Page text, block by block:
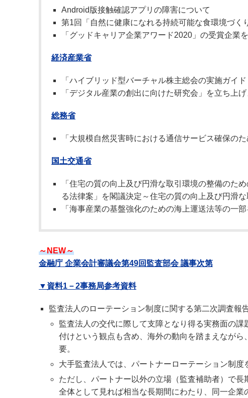
Android版接触確認アプリの障害について
第1回「自然に健康になれる持続可能な食環境づく
「グッドキャリア企業アワード2020」の受賞企業
経済産業省
「ハイブリッド型バーチャル株主総会の実施ガイ
「デジタル産業の創出に向けた研究会」を立ち上げ
総務省
「大規模自然災害時における通信サービス確保の
国土交通省
「住宅の質の向上及び円滑な取引環境の整備のた
る法律案」を閣議決定～住宅の質の向上及び円滑
「海事産業の基盤強化のための海上運送法等の一
～NEW～
金融庁 企業会計審議会第49回監査部会 議事次第
▼資料1－2事務局参考資料
監査法人のローテーション制度に関する第二次調査報
監査法人の交代に際して支障となり得る実務面の
付けという観点も含め、海外の動向を踏まえなが
要。
大手監査法人では、パートナーローテーション制度
ただし、パートナー以外の立場（監査補助者）で
全体として見れば相当な長期間にわたり、同一企